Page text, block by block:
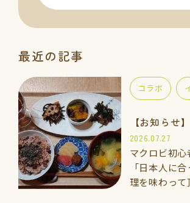
最近の記事
2026.07.27
マクロビ初
「日本人に
理を味わっ
コラボ